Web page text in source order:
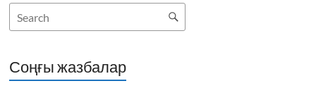
Соңғы жазбалар